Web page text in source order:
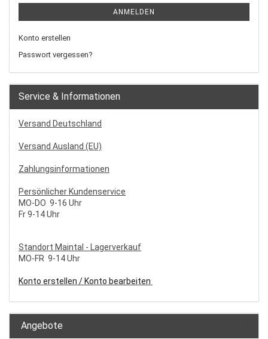
ANMELDEN
Konto erstellen
Passwort vergessen?
Service & Informationen
Versand Deutschland
Versand Ausland (EU)
Zahlungsinformationen
Persönlicher Kundenservice
MO-DO 9-16 Uhr
Fr 9-14 Uhr
Standort Maintal - Lagerverkauf
MO-FR 9-14 Uhr
Konto erstellen / Konto bearbeiten
Angebote